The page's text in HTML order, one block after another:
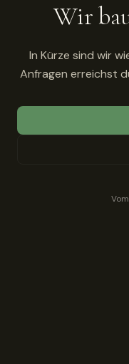
Wir
In Kürze sind wir
Anfragen erreichst